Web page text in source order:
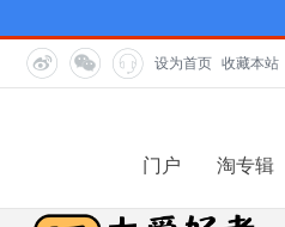
设为首页 收藏本站
门户 淘专辑